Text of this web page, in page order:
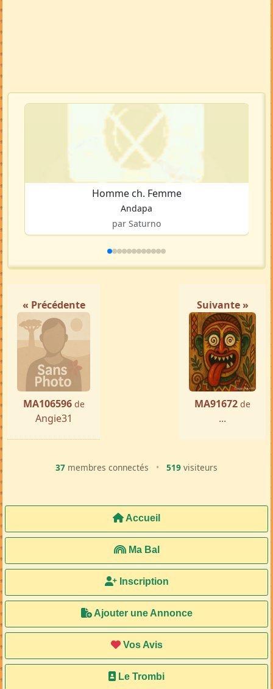
Homme ch. Femme
Andapa
par Saturno
« Précédente
MA106596 de
Angie31
Suivante »
MA91672 de
...
37 membres connectés • 519 visiteurs
Accueil
Ma Bal
Inscription
Ajouter une Annonce
Vos Avis
Le Trombi